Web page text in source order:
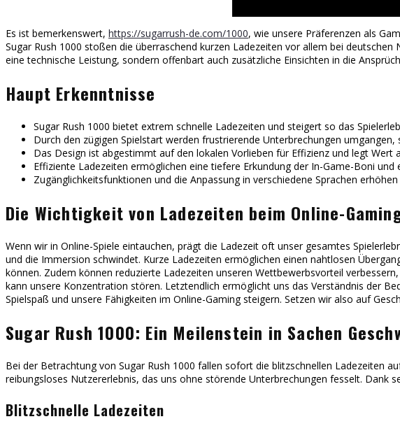
Es ist bemerkenswert, https://sugarrush-de.com/1000, wie unsere Präferenzen als
Sugar Rush 1000 stoßen die überraschend kurzen Ladezeiten vor allem bei
eine technische Leistung, sondern offenbart auch zusätzliche Einsichten in die
Haupt Erkenntnisse
Sugar Rush 1000 bietet extrem schnelle Ladezeiten und steigert so das
Durch den zügigen Spielstart werden frustrierende Unterbrechungen
Das Design ist abgestimmt auf den lokalen Vorlieben für Effizienz und legt
Effiziente Ladezeiten ermöglichen eine tiefere Erkundung der In-Game-Boni und
Zugänglichkeitsfunktionen und die Anpassung in verschiedene Sprachen
Die Wichtigkeit von Ladezeiten beim Online-
Wenn wir in Online-Spiele eintauchen, prägt die Ladezeit oft unser gesamtes
und die Immersion schwindet. Kurze Ladezeiten ermöglichen einen nahtlosen
können. Zudem können reduzierte Ladezeiten unseren Wettbewerbsvorteil
kann unsere Konzentration stören. Letztendlich ermöglicht uns das Verständnis der
Spielspaß und unsere Fähigkeiten im Online-Gaming steigern. Setzen wir also auf
Sugar Rush 1000: Ein Meilenstein in Sachen
Bei der Betrachtung von Sugar Rush 1000 fallen sofort die blitzschnellen Ladezeiten
reibungsloses Nutzererlebnis, das uns ohne störende Unterbrechungen fesselt. Dank
Blitzschnelle Ladezeiten